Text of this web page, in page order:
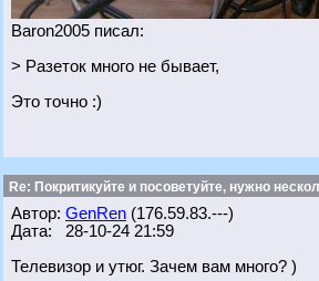
Baron2005 писал:
> Разеток много не бывает,
Это точно :)
Re: Покритикуйте и посоветуйте, нужно
Автор: GenRen (176.59.83.---)
Дата: 28-10-24 21:59
Телевизор и утюг. Зачем вам много? )